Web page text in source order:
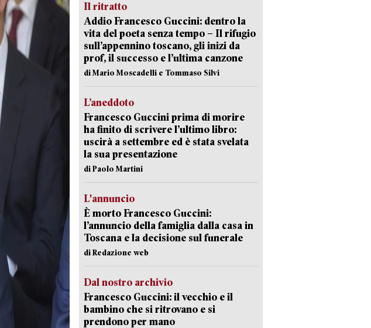
Il ritratto
Addio Francesco Guccini: dentro la
vita del poeta senza tempo – Il rifugio
sull’appennino toscano, gli inizi da
prof, il successo e l’ultima canzone
di Mario Moscadelli e Tommaso Silvi
L’aneddoto
Francesco Guccini prima di morire
ha finito di scrivere l’ultimo libro:
uscirà a settembre ed è stata svelata
la sua presentazione
di Paolo Martini
L'annuncio
È morto Francesco Guccini:
l’annuncio della famiglia dalla casa in
Toscana e la decisione sul funerale
di Redazione web
Dal nostro archivio
Francesco Guccini: il vecchio e il
bambino che si ritrovano e si
prendono per mano